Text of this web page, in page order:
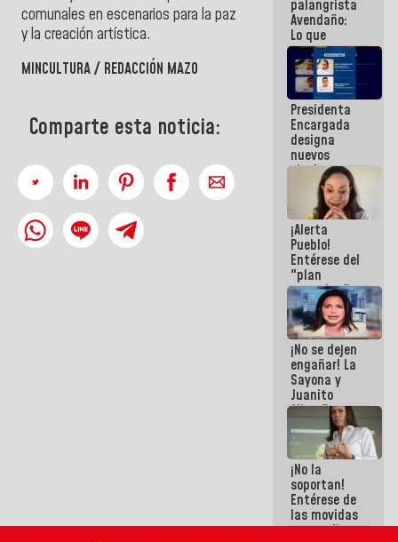
comunales en escenarios para la paz
y la creación artística.
MINCULTURA / REDACCIÓN MAZO
Comparte esta noticia:
República
palangrista
Avendaño:
Lo que
vayas a
escribir
hazlo hoy
por que no
sabemos si
la semana
que viene
hay
programa
Presidenta
Encargada
designa
nuevos
titulares en
Viceministerio
de Energía
Eléctrica y
CORPOELEC
¡Alerta
Pueblo!
Entérese del
"plan
enjambre"
de La Sayo
para
sabotear el
diálogo y
promover el
caos
¡No se dejen
engañar! La
Sayona y
Juanito
Alimaña son
harina del
mismo
costal
¡No la
soportan!
Entérese de
las movidas
que realizan